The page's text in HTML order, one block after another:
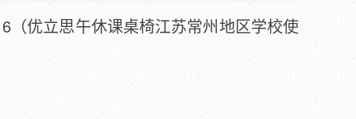
（优立思午休课桌椅江苏常州地区学校使